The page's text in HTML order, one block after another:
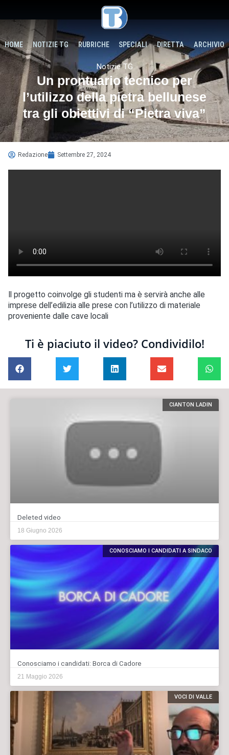
HOME NOTIZIE TG RUBRICHE SPECIALI DIRETTA ARCHIVIO
Notizie TG
Un prontuario tecnico per
l’utilizzo della pietra bellunese
tra gli obiettivi di “Pietra viva”
Redazione Settembre 27, 2024
Il progetto coinvolge gli studenti ma è servirà anche alle
imprese dell’edilizia alle prese con l’utilizzo di materiale
proveniente dalle cave locali
Ti è piaciuto il video? Condividilo!
CIANTON LADIN
Deleted video
18 Giugno 2026
CONOSCIAMO I CANDIDATI A SINDACO
Conosciamo i candidati: Borca di Cadore
21 Maggio 2026
VOCI DI VALLE